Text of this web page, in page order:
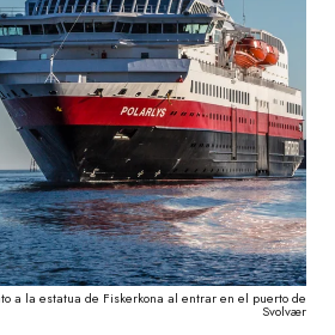
a la estatua de Fiskerkona al entrar en el puerto de
Svolvær